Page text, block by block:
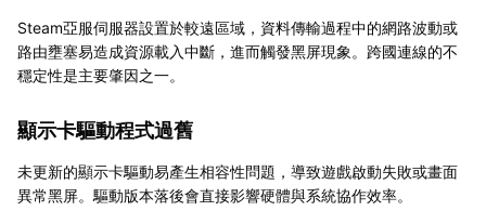
Steam亞服伺服器設置於較遠區域，資料傳輸過程中的網路波動或
路由壅塞易造成資源載入中斷，進而觸發黑屏現象。跨國連線的不
穩定性是主要肇因之一。
顯示卡驅動程式過舊
未更新的顯示卡驅動易產生相容性問題，導致遊戲啟動失敗或畫面
異常黑屏。驅動版本落後會直接影響硬體與系統協作效率。